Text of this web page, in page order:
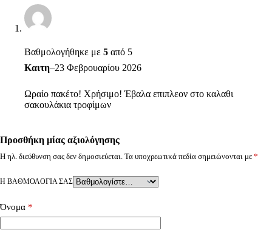
Βαθμολογήθηκε με 5 από 5
Καιτη–23 Φεβρουαρίου 2026
Ωραίο πακέτο! Χρήσιμο! Έβαλα επιπλεον στο καλαθι
σακουλάκια τροφίμων
Προσθήκη μίας αξιολόγησης
Η ηλ. διεύθυνση σας δεν δημοσιεύεται. Τα υποχρεωτικά πεδία σημειώνονται με *
Η ΒΑΘΜΟΛΟΓΊΑ ΣΑΣ
Όνομα *